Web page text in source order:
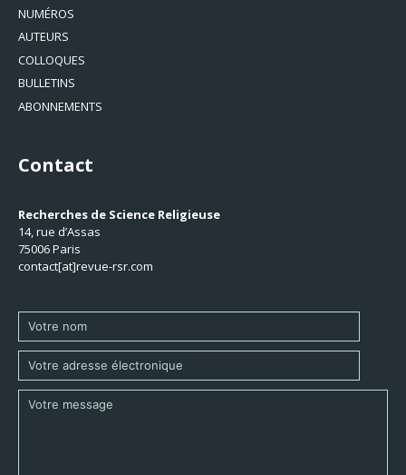
NUMÉROS
AUTEURS
COLLOQUES
BULLETINS
ABONNEMENTS
Contact
Recherches de Science Religieuse
14, rue d’Assas
75006 Paris
contact[at]revue-rsr.com